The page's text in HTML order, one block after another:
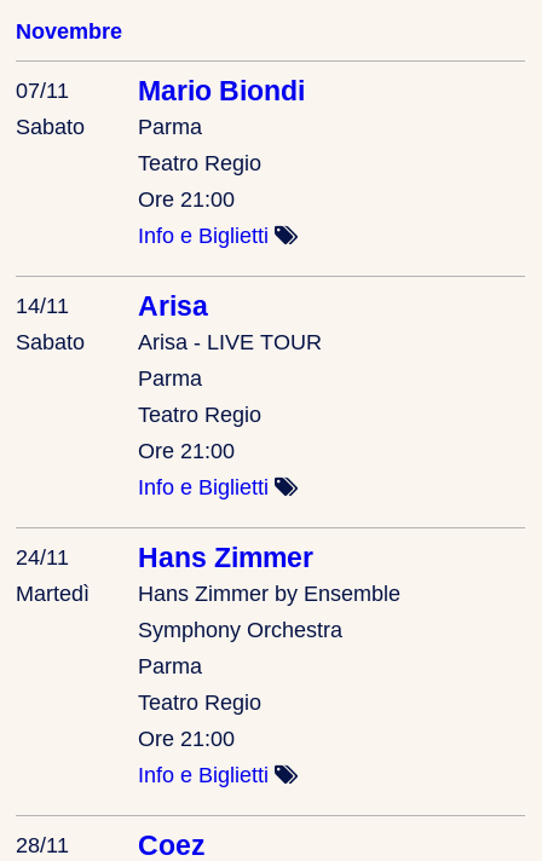
Novembre
07/11
Sabato
Mario Biondi
Parma
Teatro Regio
Ore 21:00
Info e Biglietti
14/11
Sabato
Arisa
Arisa - LIVE TOUR
Parma
Teatro Regio
Ore 21:00
Info e Biglietti
24/11
Martedì
Hans Zimmer
Hans Zimmer by Ensemble
Symphony Orchestra
Parma
Teatro Regio
Ore 21:00
Info e Biglietti
28/11 Coez